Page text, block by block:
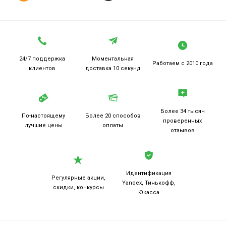
24/7 поддержка
клиентов
Моментальная
доставка 10 секунд
Работаем с 2010 года
По-настоящему
лучшие цены
Более 20 способов
оплаты
Более 34 тысяч
проверенных
отзывов
Регулярные акции,
скидки, конкурсы
Идентификация
Yandex, Тинькофф,
Юкасса